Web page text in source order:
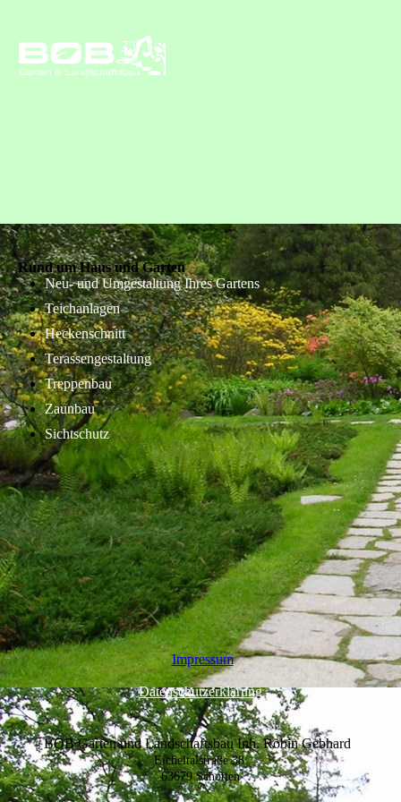
Rund um Haus und Garten
Neu- und Umgestaltung Ihres Gartens
Teichanlagen
Heckenschnitt
Terassengestaltung
Treppenbau
Zaunbau
Sichtschutz
Impressum
Datenschutzerklärung
BOB Garten und Landschaftsbau Inh. Robin Gebhard
Eicheltalstraße 38
63679 Schotten